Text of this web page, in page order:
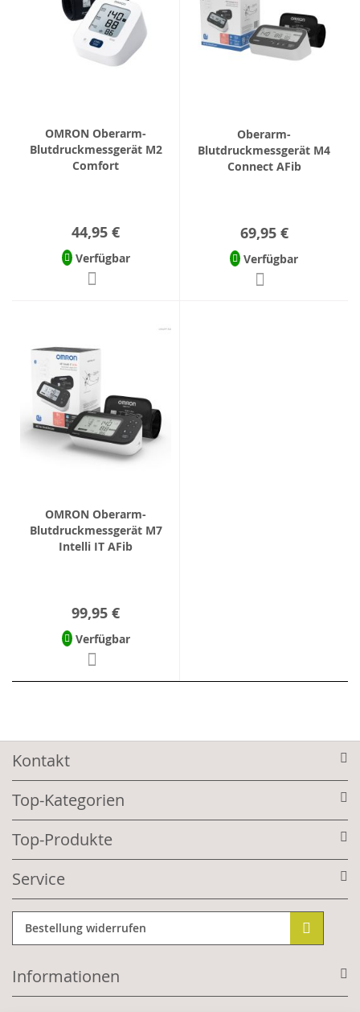
OMRON Oberarm-
Blutdruckmessgerät M2
Comfort
44,95 €
Verfügbar
Oberarm-
Blutdruckmessgerät M4
Connect AFib
69,95 €
Verfügbar
OMRON Oberarm-
Blutdruckmessgerät M7
Intelli IT AFib
99,95 €
Verfügbar
Kontakt
Top-Kategorien
Top-Produkte
Service
Bestellung widerrufen
Informationen